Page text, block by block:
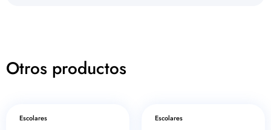
Otros productos
Escolares Escolares